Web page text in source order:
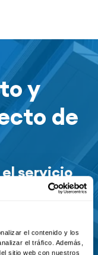
el contenido y los
el tráfico. Además,
sitio web con nuestros
y
de
servicio